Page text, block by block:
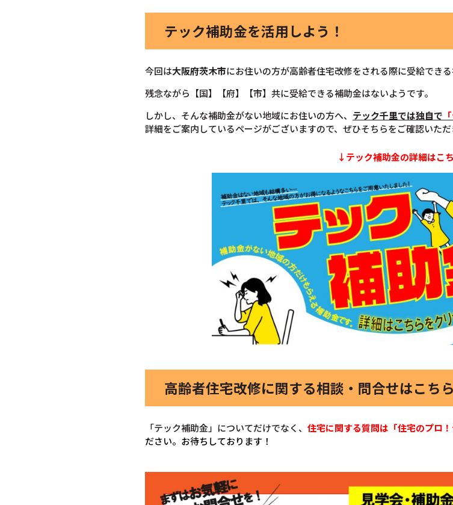
テック補助金を活用しよう！
今回は大阪府茨木市にお住いの方が高齢者住宅改修をされる際に受給でき
残念ながら【国】【府】【市】共に受給できる補助金はないようです。
しかし、そんな補助金がない地域にお住いの方へ、 テック千里では独自で
詳細をご案内しているページがございますので、ぜひそちらをご確認いた
↓テック補助金の詳細はこ
高齢者住宅改修に関する相談・問合せはこちら
「テック補助金」についてだけでなく、 住宅に関する質問は「住宅のプロ
ださい。お待ちしております！